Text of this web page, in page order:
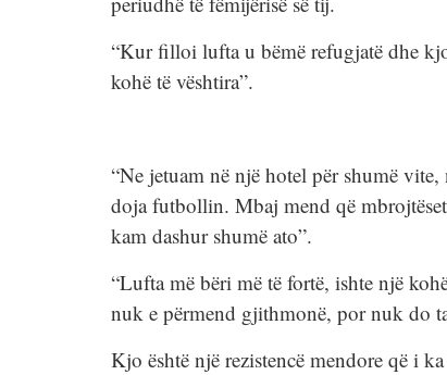
“Kur filloi lufta u bëmë refugjatë dhe
kohë të vështira”.
“Ne jetuam në një hotel për shumë
doja futbollin. Mbaj mend që
kam dashur shumë ato”.
“Lufta më bëri më të fortë, ishte një
nuk e përmend gjithmonë, por nuk do
Kjo është një rezistencë mendore që i